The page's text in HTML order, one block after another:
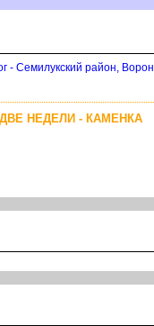
- Семилукский район,
НЕДЕЛИ - КАМЕНКА